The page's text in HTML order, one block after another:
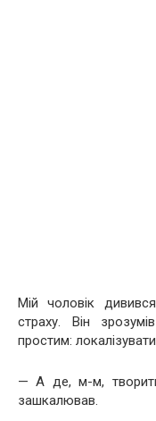
Мій чоловік
страху. Він
простим:
— А де, м-м,
зашкалював.